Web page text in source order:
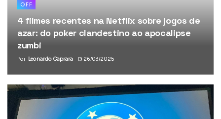
OFF
4 filmes recentes na Netflix sobre jogos de
azar: do poker clandestino ao apocalipse
zumbi
Por Leonardo Caprara 26/03/2025